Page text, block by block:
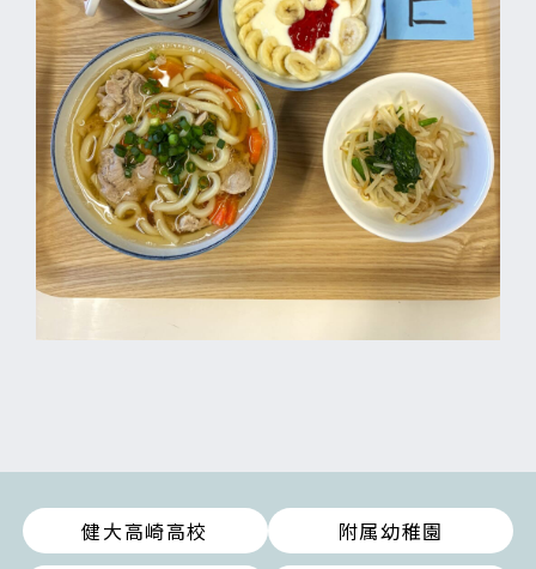
健大高崎高校 附属幼稚園